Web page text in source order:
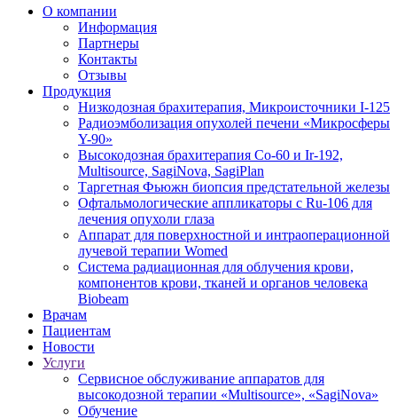
О компании
Информация
Партнеры
Контакты
Отзывы
Продукция
Низкодозная брахитерапия, Микроисточники I-125
Радиоэмболизация опухолей печени «Микросферы
Y-90»
Высокодозная брахитерапия Co-60 и Ir-192,
Multisource, SagiNova, SagiPlan
Таргетная Фьюжн биопсия предстательной железы
Офтальмологические аппликаторы с Ru-106 для
лечения опухоли глаза
Аппарат для поверхностной и интраоперационной
лучевой терапии Womed
Система радиационная для облучения крови,
компонентов крови, тканей и органов человека
Biobeam
Врачам
Пациентам
Новости
Услуги
Сервисное обслуживание аппаратов для
высокодозной терапии «Multisource», «SagiNova»
Обучение